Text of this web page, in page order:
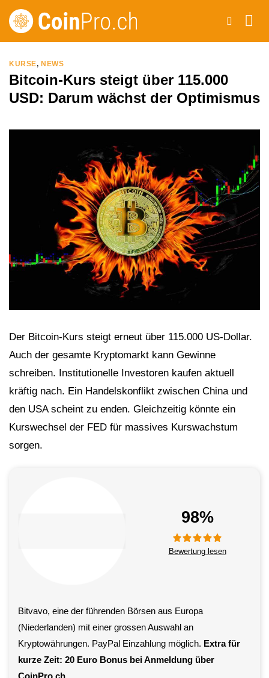
Zum
Inhalt
KURSE,NEWS
Bitcoin-Kurs steigt über 115.000
USD: Darum wächst der Optimismus
Der Bitcoin-Kurs steigt erneut über 115.000 US-Dollar.
Auch der gesamte Kryptomarkt kann Gewinne
schreiben. Institutionelle Investoren kaufen aktuell
kräftig nach. Ein Handelskonflikt zwischen China und
den USA scheint zu enden. Gleichzeitig könnte ein
Kurswechsel der FED für massives Kurswachstum
sorgen.
Bitvavo, eine der führenden Börsen aus Europa
(Niederlanden) mit einer grossen Auswahl an
Kryptowährungen. PayPal Einzahlung möglich. Extra für
kurze Zeit: 20 Euro Bonus bei Anmeldung über
CoinPro.ch
98%
Bewertung lesen